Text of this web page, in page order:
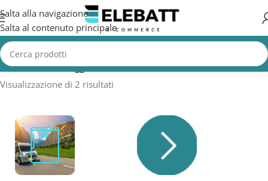
Salta alla navigazione
Salta al contenuto principale
Home/Prodotti taggati “condizionatore dometic”
Visualizzazione di 2 risultati